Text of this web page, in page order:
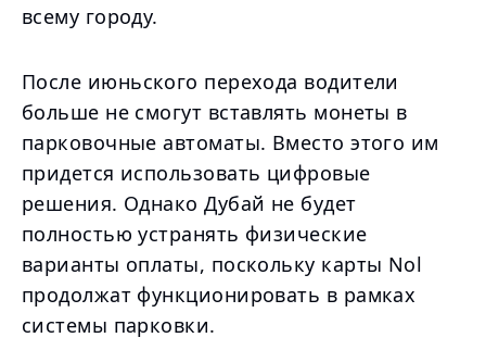
всему городу.
После июньского перехода водители
больше не смогут вставлять монеты в
парковочные автоматы. Вместо этого им
придется использовать цифровые
решения. Однако Дубай не будет
полностью устранять физические
варианты оплаты, поскольку карты Nol
продолжат функционировать в рамках
системы парковки.